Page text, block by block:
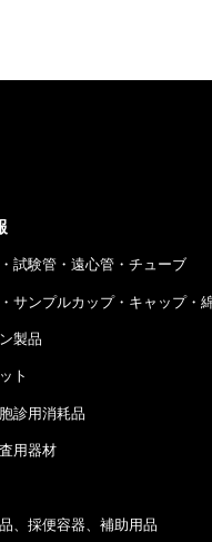
試験管・遠心管・チューブ
サンプルカップ・キャップ・
製品
ト
診用消耗品
用器材
、採便容器、補助用品